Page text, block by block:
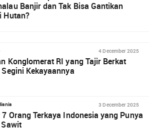
Banjir dan Tak Bisa Gantikan
Hutan?
4 December 2025
Konglomerat RI yang Tajir Berkat
Kekayaannya
3 December 2025
Orang Terkaya Indonesia yang Punya